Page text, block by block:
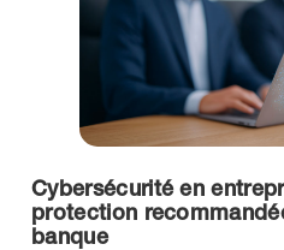
Cybersécurité en
protection
banque